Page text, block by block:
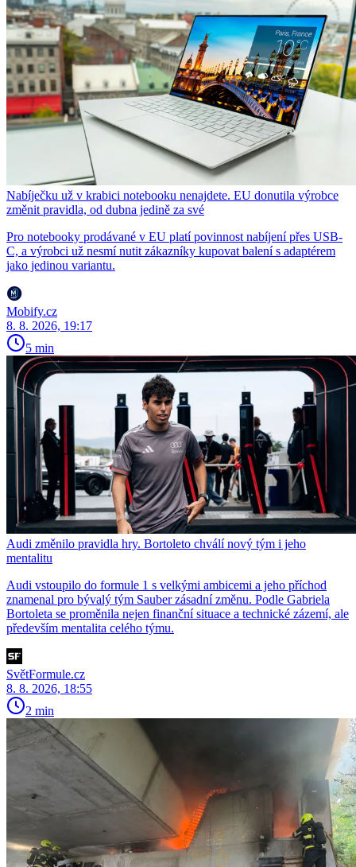
Nabíječku už v krabici notebooku nenajdete. EU donutila výrobce
změnit pravidla, od dubna jedině za své
Pro notebooky prodávané v EU platí povinnost nabíjení přes USB-
C, a výrobci už nesmí nutit zákazníky kupovat balení s adaptérem
jako jedinou variantu.
Mobify.cz
8. 8. 2026, 19:17
5 min
Audi změnilo pravidla hry. Bortoleto chválí nový tým i jeho
mentalitu
Audi vstoupilo do formule 1 s velkými ambicemi a jeho příchod
znamenal pro bývalý tým Sauber zásadní změnu. Podle Gabriela
Bortoleta se proměnila nejen finanční situace a technické zázemí, ale
především mentalita celého týmu.
SvětFormule.cz
8. 8. 2026, 18:55
2 min